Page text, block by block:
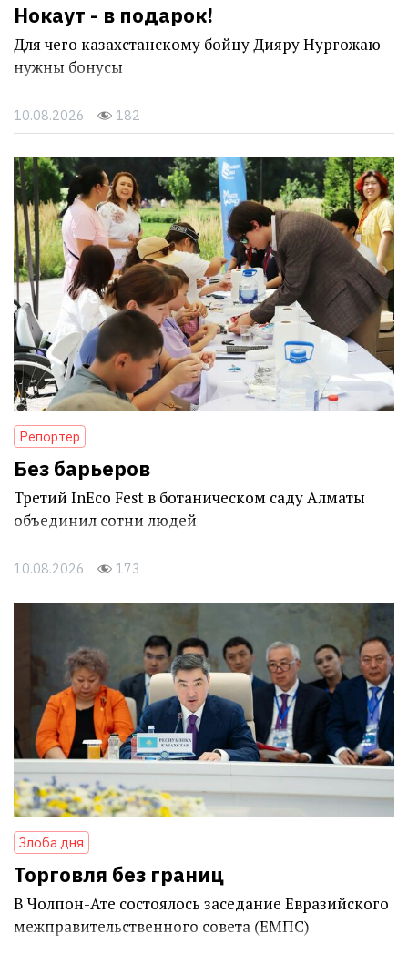
Нокаут - в подарок!
Для чего казахстанскому бойцу Дияру Нургожаю
нужны бонусы
10.08.2026 182
Репортер
Без барьеров
Третий InEco Fest в ботаническом саду Алматы
объединил сотни людей
10.08.2026 173
Злоба дня
Торговля без границ
В Чолпон-Ате состоялось заседание Евразийского
межправительственного совета (ЕМПС)